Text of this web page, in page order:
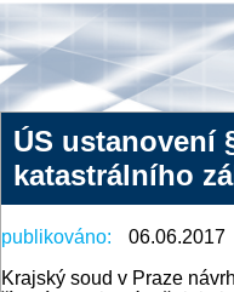
ÚS ustanovení
katastrálního
publikováno:
06.06.2017
Krajský soud v Praze